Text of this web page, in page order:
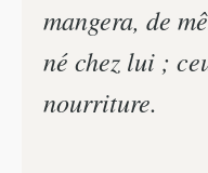
mangera, de
né chez lui ;
nourriture.